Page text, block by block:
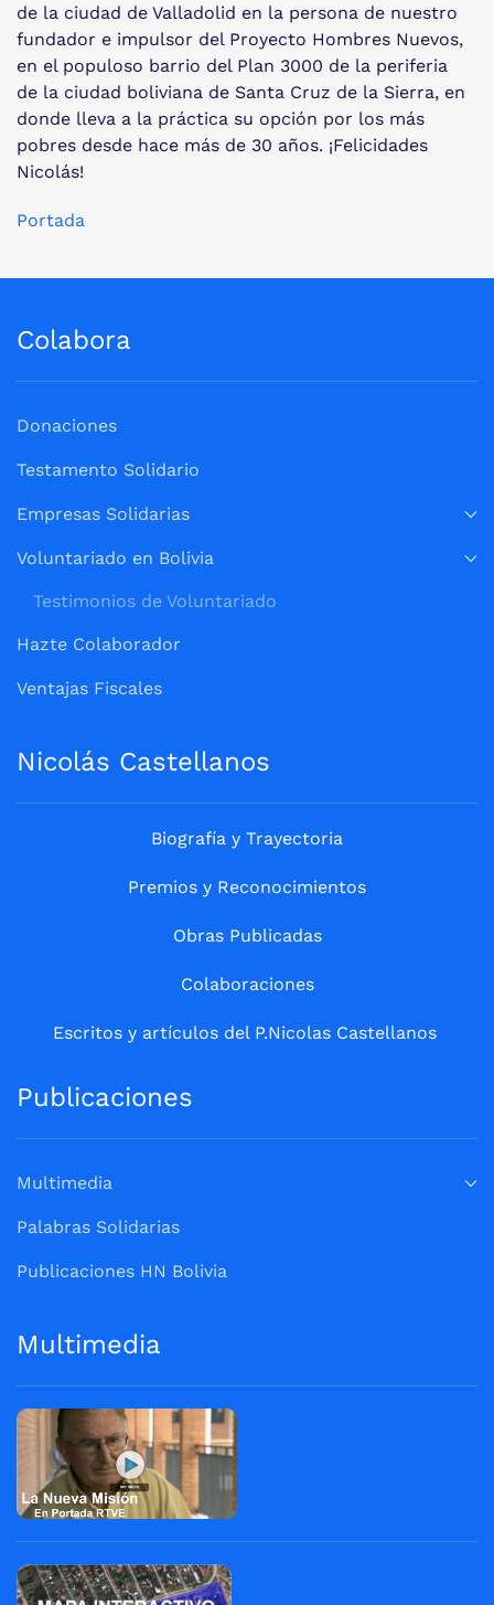
de la ciudad de Valladolid en la persona de nuestro
fundador e impulsor del Proyecto Hombres Nuevos,
en el populoso barrio del Plan 3000 de la periferia
de la ciudad boliviana de Santa Cruz de la Sierra, en
donde lleva a la práctica su opción por los más
pobres desde hace más de 30 años. ¡Felicidades
Nicolás!
Portada
Colabora
Donaciones
Testamento Solidario
Empresas Solidarias
Voluntariado en Bolivia
Testimonios de Voluntariado
Hazte Colaborador
Ventajas Fiscales
Nicolás Castellanos
Biografía y Trayectoria
Premios y Reconocimientos
Obras Publicadas
Colaboraciones
Escritos y artículos del P.Nicolas Castellanos
Publicaciones
Multimedia
Palabras Solidarias
Publicaciones HN Bolivia
Multimedia